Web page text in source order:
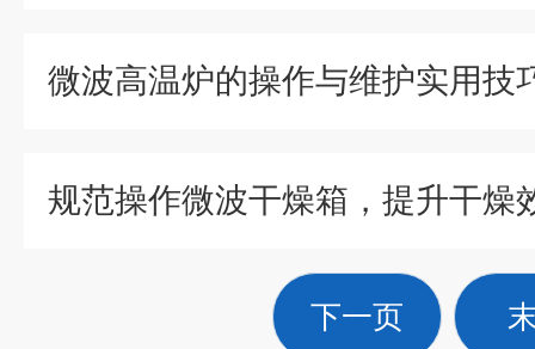
微波高温炉的操作与维护实用技
下一页